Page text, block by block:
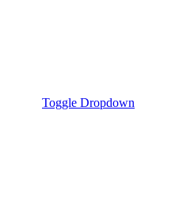
Toggle Dropdown